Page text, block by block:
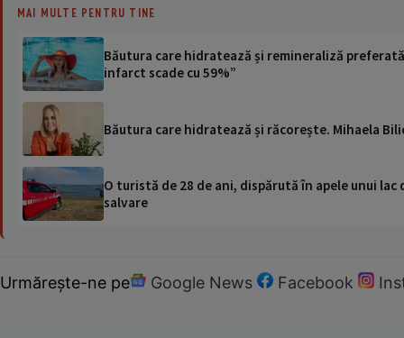
MAI MULTE PENTRU TINE
Băutura care hidratează și remineraliză
infarct scade cu 59%”
Băutura care hidratează și răcorește. Mihaela
O turistă de 28 de ani, dispărută în apele unui
salvare
Urmărește-ne pe Google News Facebook